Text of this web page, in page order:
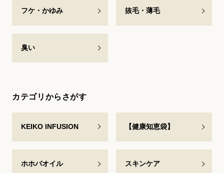
フケ・かゆみ 抜毛・薄毛
臭い
カテゴリからさがす
KEIKO INFUSION 【健康知恵袋】
ホホバオイル スキンケア